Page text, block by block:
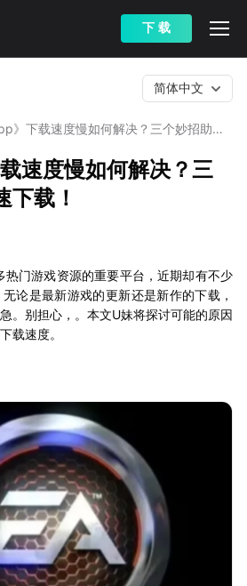
下 载
》下载速度慢如何解决？三个妙招助你
简体中文
速度慢如何解决？三
下载！
热门游戏资源的重要平台，近期却有不少
论是最新游戏的更新还是新作的下载，
。别担心，。本文U妹将探讨可能的原因
载速度。